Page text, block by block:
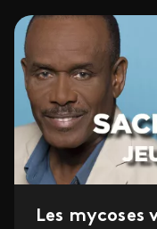
Les mycoses